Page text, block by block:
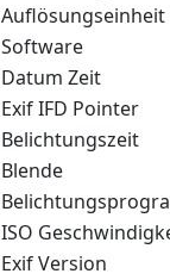
Auflösungseinheit
Software
Datum Zeit
Exif IFD Pointer
Belichtungszeit
Blende
ISO
Exif Version